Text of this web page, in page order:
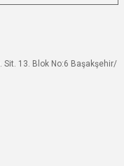
Sit. 13. Blok No:6 Başakşehir/